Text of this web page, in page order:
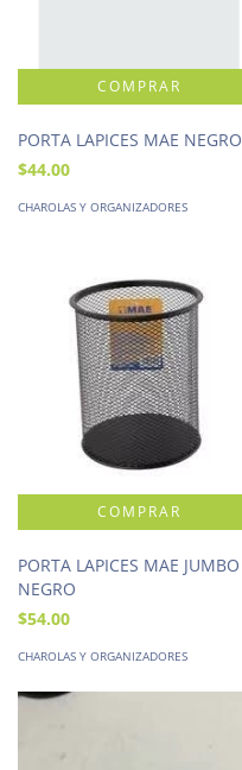
PORTA LAPICES MAE NEGRO
$44.00
CHAROLAS Y ORGANIZADORES
PORTA LAPICES MAE JUMBO
NEGRO
$54.00
CHAROLAS Y ORGANIZADORES